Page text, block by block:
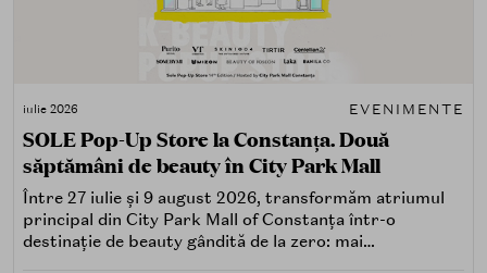
iulie 2026 EVENIMENTE
SOLE Pop-Up Store la Constanța. Două
săptămâni de beauty în City Park Mall
Între 27 iulie și 9 august 2026, transformăm atriumul
principal din City Park Mall of Constanța într-o
destinație de beauty gândită de la zero: mai